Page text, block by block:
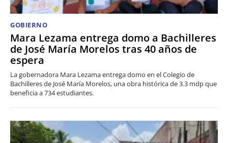
GOBIERNO
Mara Lezama entrega domo a Bachilleres
de José María Morelos tras 40 años de
espera
La gobernadora Mara Lezama entrega domo en el Colegio de
Bachilleres de José María Morelos, una obra histórica de 3.3 mdp que
beneficia a 734 estudiantes.